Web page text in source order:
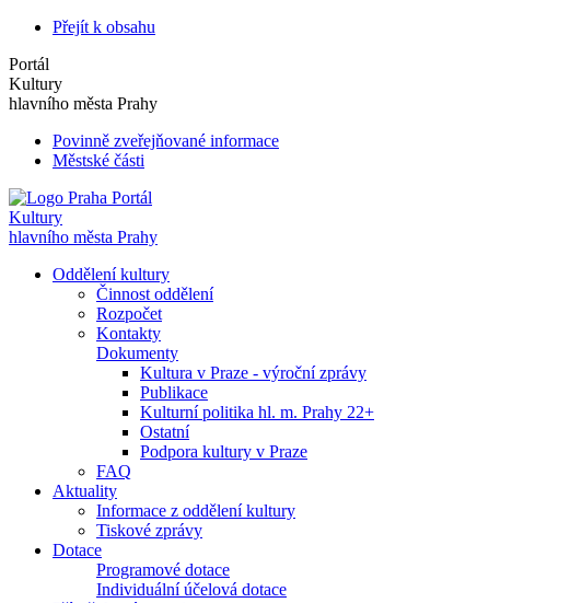
Přejít k obsahu
Portál
Kultury
hlavního města Prahy
Povinně zveřejňované informace
Městské části
Portál
Kultury
hlavního města Prahy
Oddělení kultury
Činnost oddělení
Rozpočet
Kontakty
Dokumenty
Kultura v Praze - výroční zprávy
Publikace
Kulturní politika hl. m. Prahy 22+
Ostatní
Podpora kultury v Praze
FAQ
Aktuality
Informace z oddělení kultury
Tiskové zprávy
Dotace
Programové dotace
Individuální účelová dotace